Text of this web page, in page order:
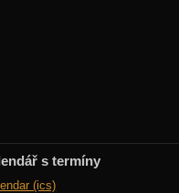
s termíny
(ics)